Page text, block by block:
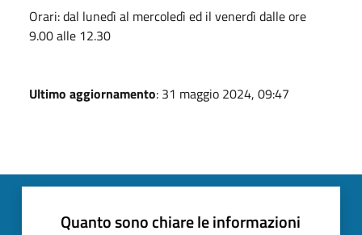
Orari: dal lunedì al mercoledì ed il venerdì dalle ore
9.00 alle 12.30
Ultimo aggiornamento: 31 maggio 2024, 09:47
Quanto sono chiare le informazioni